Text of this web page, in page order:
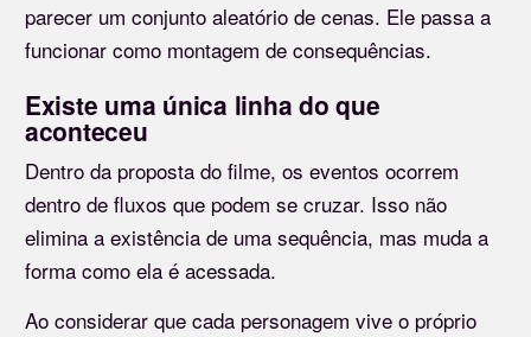
parecer um conjunto aleatório de cenas. Ele passa a
funcionar como montagem de consequências.
Existe uma única linha do que
aconteceu
Dentro da proposta do filme, os eventos ocorrem
dentro de fluxos que podem se cruzar. Isso não
elimina a existência de uma sequência, mas muda a
forma como ela é acessada.
Ao considerar que cada personagem vive o próprio